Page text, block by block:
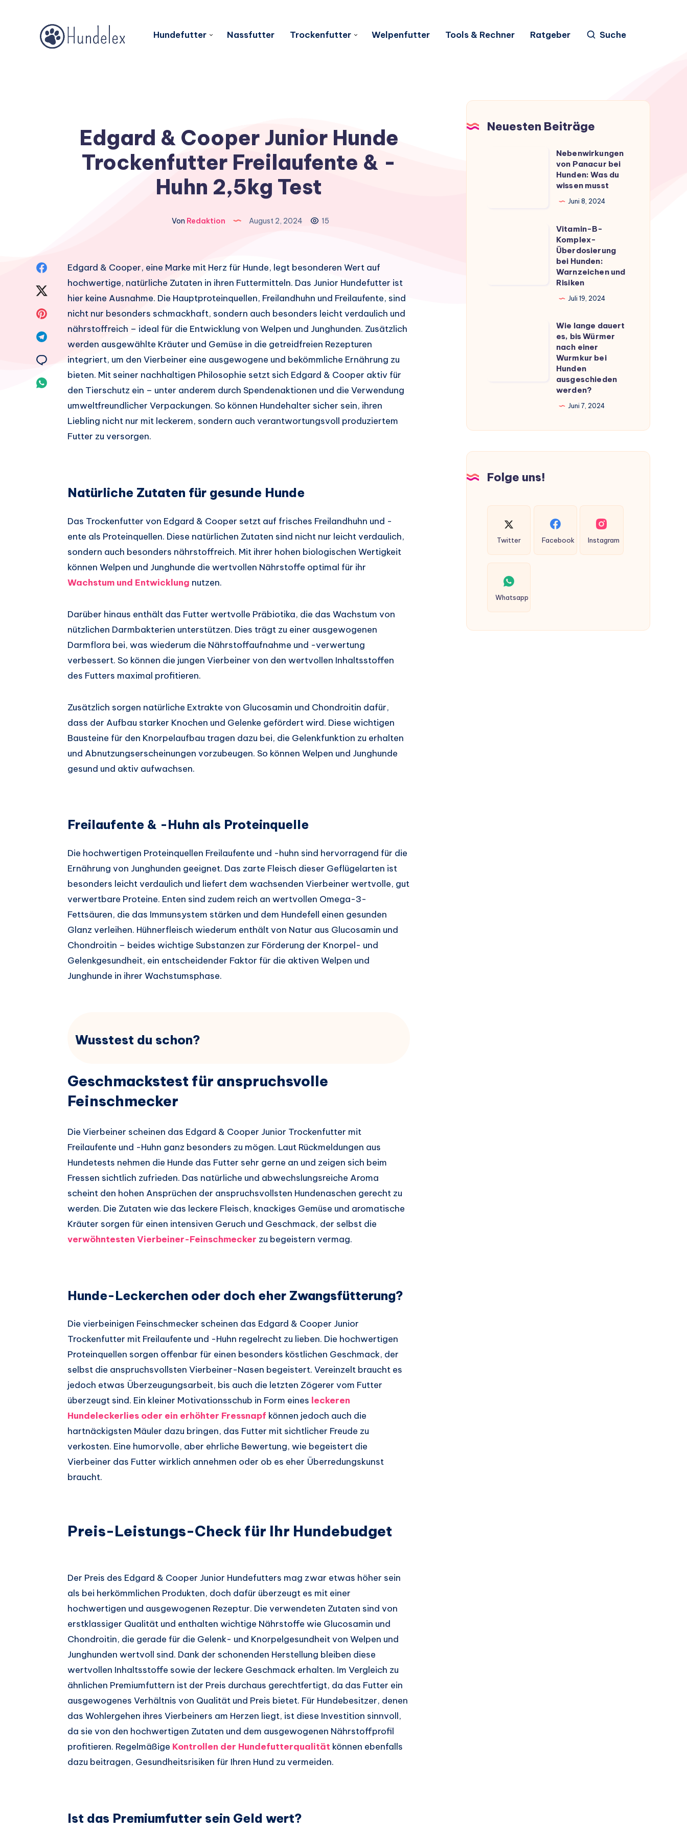
Hundefutter Nassfutter Trockenfutter Welpenfutter Tools & Rechner Ratgeber Suche
Edgard & Cooper Junior Hunde
Trockenfutter Freilaufente & -
Huhn 2,5kg Test
Von Redaktion August 2, 2024 15
Facebook
Twitter
teilen.
Pinterest
teilen.
Telegram
teilen.
Email
Whatsapp
teilen.
Edgard & Cooper, eine Marke mit Herz für Hunde, legt besonderen Wert auf
hochwertige, natürliche Zutaten in ihren Futtermitteln. Das Junior Hundefutter ist
hier keine Ausnahme. Die Hauptproteinquellen, Freilandhuhn und Freilaufente, sind
nicht nur besonders schmackhaft, sondern auch besonders leicht verdaulich und
nährstoffreich – ideal für die Entwicklung von Welpen und Junghunden. Zusätzlich
werden ausgewählte Kräuter und Gemüse in die getreidfreien Rezepturen
integriert, um den Vierbeiner eine ausgewogene und bekömmliche Ernährung zu
bieten. Mit seiner nachhaltigen Philosophie setzt sich Edgard & Cooper aktiv für
den Tierschutz ein – unter anderem durch Spendenaktionen und die Verwendung
umweltfreundlicher Verpackungen. So können Hundehalter sicher sein, ihren
Liebling nicht nur mit leckerem, sondern auch verantwortungsvoll produziertem
Futter zu versorgen.
Natürliche Zutaten für gesunde Hunde
Das Trockenfutter von Edgard & Cooper setzt auf frisches Freilandhuhn und -
ente als Proteinquellen. Diese natürlichen Zutaten sind nicht nur leicht verdaulich,
sondern auch besonders nährstoffreich. Mit ihrer hohen biologischen Wertigkeit
können Welpen und Junghunde die wertvollen Nährstoffe optimal für ihr
Wachstum und Entwicklung nutzen.
Darüber hinaus enthält das Futter wertvolle Präbiotika, die das Wachstum von
nützlichen Darmbakterien unterstützen. Dies trägt zu einer ausgewogenen
Darmflora bei, was wiederum die Nährstoffaufnahme und -verwertung
verbessert. So können die jungen Vierbeiner von den wertvollen Inhaltsstoffen
des Futters maximal profitieren.
Zusätzlich sorgen natürliche Extrakte von Glucosamin und Chondroitin dafür,
dass der Aufbau starker Knochen und Gelenke gefördert wird. Diese wichtigen
Bausteine für den Knorpelaufbau tragen dazu bei, die Gelenkfunktion zu erhalten
und Abnutzungserscheinungen vorzubeugen. So können Welpen und Junghunde
gesund und aktiv aufwachsen.
Freilaufente & -Huhn als Proteinquelle
Die hochwertigen Proteinquellen Freilaufente und -huhn sind hervorragend für die
Ernährung von Junghunden geeignet. Das zarte Fleisch dieser Geflügelarten ist
besonders leicht verdaulich und liefert dem wachsenden Vierbeiner wertvolle, gut
verwertbare Proteine. Enten sind zudem reich an wertvollen Omega-3-
Fettsäuren, die das Immunsystem stärken und dem Hundefell einen gesunden
Glanz verleihen. Hühnerfleisch wiederum enthält von Natur aus Glucosamin und
Chondroitin – beides wichtige Substanzen zur Förderung der Knorpel- und
Gelenkgesundheit, ein entscheidender Faktor für die aktiven Welpen und
Junghunde in ihrer Wachstumsphase.
Wusstest du schon?
Geschmackstest für anspruchsvolle
Feinschmecker
Die Vierbeiner scheinen das Edgard & Cooper Junior Trockenfutter mit
Freilaufente und -Huhn ganz besonders zu mögen. Laut Rückmeldungen aus
Hundetests nehmen die Hunde das Futter sehr gerne an und zeigen sich beim
Fressen sichtlich zufrieden. Das natürliche und abwechslungsreiche Aroma
scheint den hohen Ansprüchen der anspruchsvollsten Hundenaschen gerecht zu
werden. Die Zutaten wie das leckere Fleisch, knackiges Gemüse und aromatische
Kräuter sorgen für einen intensiven Geruch und Geschmack, der selbst die
verwöhntesten Vierbeiner-Feinschmecker zu begeistern vermag.
Hunde-Leckerchen oder doch eher Zwangsfütterung?
Die vierbeinigen Feinschmecker scheinen das Edgard & Cooper Junior
Trockenfutter mit Freilaufente und -Huhn regelrecht zu lieben. Die hochwertigen
Proteinquellen sorgen offenbar für einen besonders köstlichen Geschmack, der
selbst die anspruchsvollsten Vierbeiner-Nasen begeistert. Vereinzelt braucht es
jedoch etwas Überzeugungsarbeit, bis auch die letzten Zögerer vom Futter
überzeugt sind. Ein kleiner Motivationsschub in Form eines leckeren
Hundeleckerlies oder ein erhöhter Fressnapf können jedoch auch die
hartnäckigsten Mäuler dazu bringen, das Futter mit sichtlicher Freude zu
verkosten. Eine humorvolle, aber ehrliche Bewertung, wie begeistert die
Vierbeiner das Futter wirklich annehmen oder ob es eher Überredungskunst
braucht.
Preis-Leistungs-Check für Ihr Hundebudget
Der Preis des Edgard & Cooper Junior Hundefutters mag zwar etwas höher sein
als bei herkömmlichen Produkten, doch dafür überzeugt es mit einer
hochwertigen und ausgewogenen Rezeptur. Die verwendeten Zutaten sind von
erstklassiger Qualität und enthalten wichtige Nährstoffe wie Glucosamin und
Chondroitin, die gerade für die Gelenk- und Knorpelgesundheit von Welpen und
Junghunden wertvoll sind. Dank der schonenden Herstellung bleiben diese
wertvollen Inhaltsstoffe sowie der leckere Geschmack erhalten. Im Vergleich zu
ähnlichen Premiumfuttern ist der Preis durchaus gerechtfertigt, da das Futter ein
ausgewogenes Verhältnis von Qualität und Preis bietet. Für Hundebesitzer, denen
das Wohlergehen ihres Vierbeiners am Herzen liegt, ist diese Investition sinnvoll,
da sie von den hochwertigen Zutaten und dem ausgewogenen Nährstoffprofil
profitieren. Regelmäßige Kontrollen der Hundefutterqualität können ebenfalls
dazu beitragen, Gesundheitsrisiken für Ihren Hund zu vermeiden.
Ist das Premiumfutter sein Geld wert?
Neuesten Beiträge
Nebenwirkungen
von Panacur bei
Hunden: Was du
wissen musst
Juni 8, 2024
Vitamin-B-
Komplex-
Überdosierung
bei Hunden:
Warnzeichen und
Risiken
Juli 19, 2024
Hunden
ausgeschieden
Wie lange dauert
es, bis Würmer
nach einer
Wurmkur bei
Hunden
ausgeschieden
werden?
Juni 7, 2024
Folge uns!
Twitter Facebook Instagram
Whatsapp